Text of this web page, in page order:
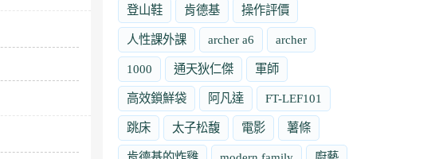
登山鞋 肯德基 操作評價
人性課外課 archer a6 archer
1000 通天狄仁傑 軍師
高效鎖鮮袋 阿凡達 FT-LEF101
跳床 太子松馥 電影 薯條